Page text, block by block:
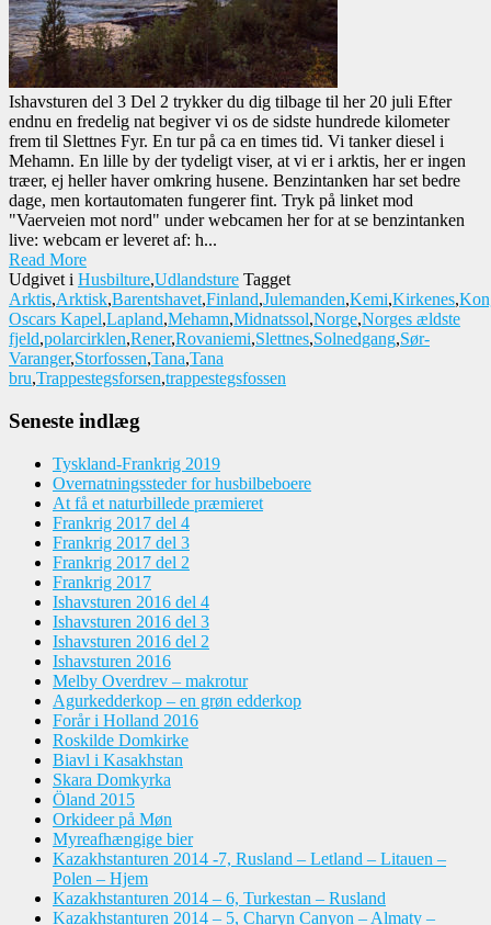
Ishavsturen del 3 Del 2 trykker du dig tilbage til her 20 juli Efter
endnu en fredelig nat begiver vi os de sidste hundrede kilometer
frem til Slettnes Fyr. En tur på ca en times tid. Vi tanker diesel i
Mehamn. En lille by der tydeligt viser, at vi er i arktis, her er ingen
træer, ej heller haver omkring husene. Benzintanken har set bedre
dage, men kortautomaten fungerer fint. Tryk på linket mod
"Vaerveien mot nord" under webcamen her for at se benzintanken
live: webcam er leveret af: h...
Read More
Udgivet i Husbilture,Udlandsture Tagget
Arktis,Arktisk,Barentshavet,Finland,Julemanden,Kemi,Kirkenes,
Oscars Kapel,Lapland,Mehamn,Midnatssol,Norge,Norges ældste
fjeld,polarcirklen,Rener,Rovaniemi,Slettnes,Solnedgang,Sør-
Varanger,Storfossen,Tana,Tana
bru,Trappestegsforsen,trappestegsfossen
Seneste indlæg
Tyskland-Frankrig 2019
Overnatningssteder for husbilbeboere
At få et naturbillede præmieret
Frankrig 2017 del 4
Frankrig 2017 del 3
Frankrig 2017 del 2
Frankrig 2017
Ishavsturen 2016 del 4
Ishavsturen 2016 del 3
Ishavsturen 2016 del 2
Ishavsturen 2016
Melby Overdrev – makrotur
Agurkedderkop – en grøn edderkop
Forår i Holland 2016
Roskilde Domkirke
Biavl i Kasakhstan
Skara Domkyrka
Öland 2015
Orkideer på Møn
Myreafhængige bier
Kazakhstanturen 2014 -7, Rusland – Letland – Litauen –
Polen – Hjem
Kazakhstanturen 2014 – 6, Turkestan – Rusland
Kazakhstanturen 2014 – 5, Charyn Canyon – Almaty –